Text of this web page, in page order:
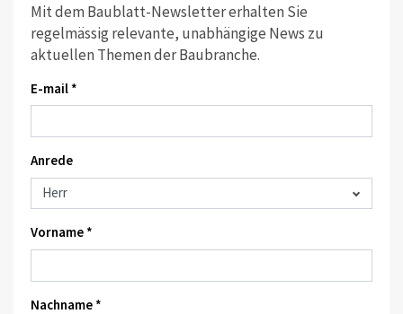
Mit dem Baublatt-Newsletter erhalten Sie
regelmässig relevante, unabhängige News zu
aktuellen Themen der Baubranche.
E-mail *
Anrede
Vorname *
Nachname *